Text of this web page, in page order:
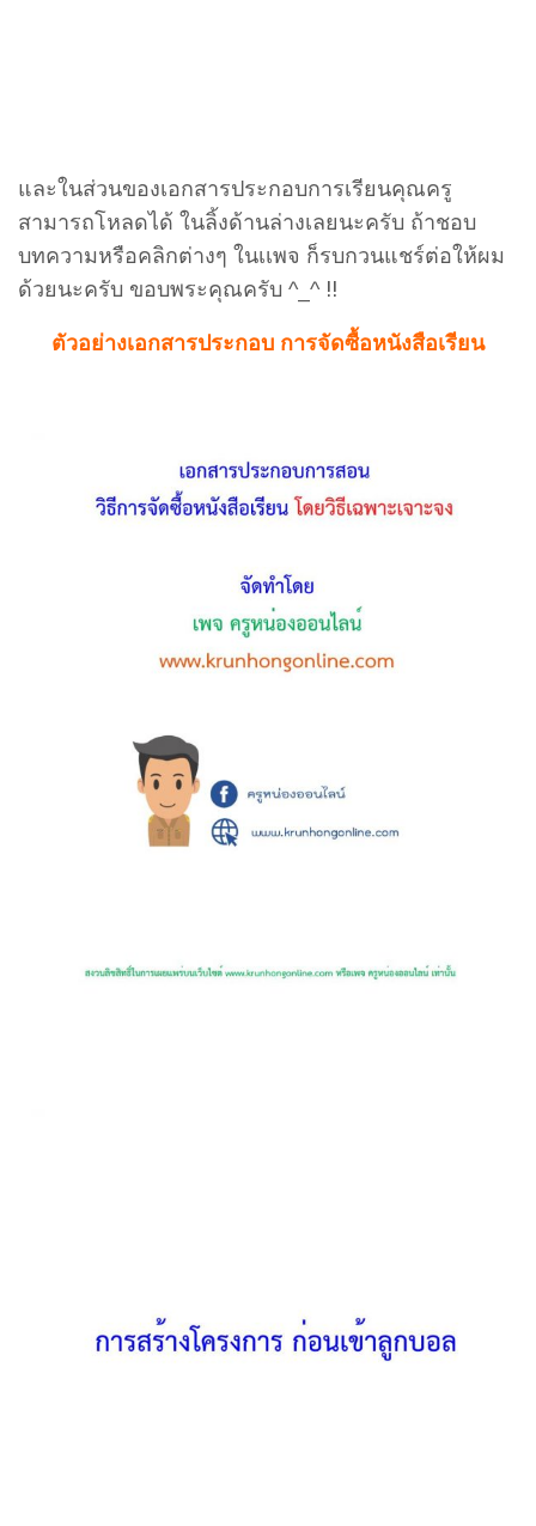
และในส่วนของเอกสารประกอบการเรียนคุณครู
สามารถโหลดได้ ในลิ้งด้านล่างเลยนะครับ ถ้าชอบ
บทความหรือคลิกต่างๆ ในเเพจ ก็รบกวนแชร์ต่อให้ผม
ด้วยนะครับ ขอบพระคุณครับ ^_^ !!
ตัวอย่างเอกสารประกอบ การจัดซื้อหนังสือเรียน